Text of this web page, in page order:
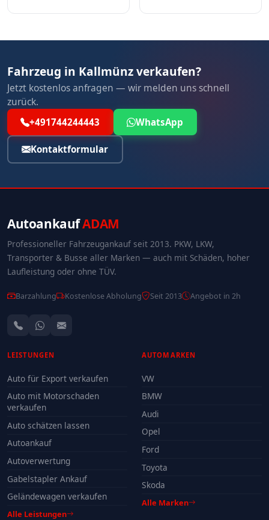
Fahrzeug in Kallmünz verkaufen?
Jetzt kostenlos anfragen — wir melden uns schnell
zurück.
+491744244443 WhatsApp
Kontaktformular
AutoankaufADAM
Professioneller Fahrzeugankauf seit 2013. PKW, LKW,
Transporter & Busse aller Marken — auch mit Schäden, hoher
Laufleistung oder ohne TÜV.
Barzahlung Kostenlose Abholung Seit 2013 Angebot in 2h
LEISTUNGEN
Auto für Export verkaufen
Auto mit Motorschaden
verkaufen
Auto schätzen lassen
Autoankauf
Autoverwertung
Gabelstapler Ankauf
Geländewagen verkaufen
Alle Leistungen
AUTOMARKEN
VW
BMW
Audi
Opel
Ford
Toyota
Skoda
Alle Marken